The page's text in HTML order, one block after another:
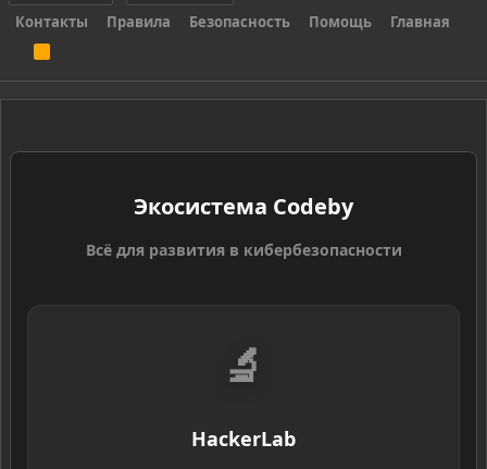
Контакты
Правила Безопасность Помощь Главная
S
Экосистема Codeby
Всё для развития в кибербезопасности
🔬
HackerLab